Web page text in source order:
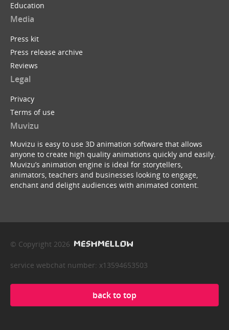
Education
Media
Press kit
Press release archive
Reviews
Legal
Privacy
Terms of use
Muvizu
Muvizu is easy to use 3D animation software that allows
anyone to create high quality animations quickly and easily.
Muvizu’s animation engine is ideal for storytellers,
animators, teachers and businesses looking to engage,
enchant and delight audiences with animated content.
© Copyright 2026
service webchat number: x13594653503
back to top